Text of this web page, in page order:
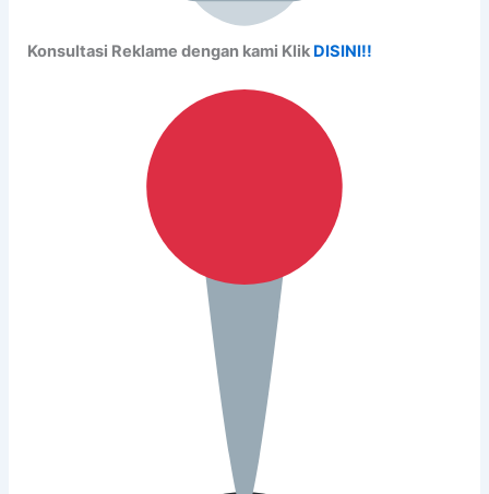
Konsultasi Reklame dengan kami Klik DISINI!!